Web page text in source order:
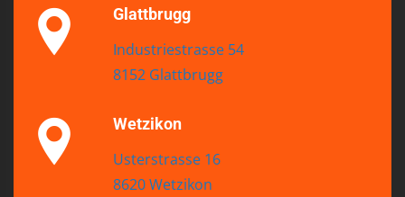
Glattbrugg
Industriestrasse 54
8152 Glattbrugg
Wetzikon
Usterstrasse 16
8620 Wetzikon